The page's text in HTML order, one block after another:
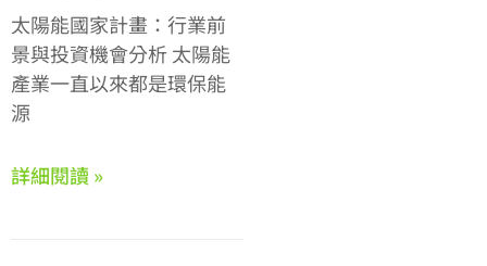
太陽能國家計畫：行業前
景與投資機會分析 太陽能
產業一直以來都是環保能
源
詳細閱讀 »